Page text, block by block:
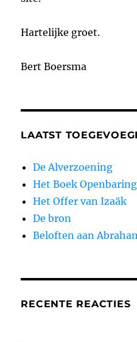
Hartelijke groet.
Bert Boersma
LAATST
De Alverzoening
Het Boek Openbaring
Het Offer van Izaäk
De bron
Beloften aan
RECENTE REACTIES